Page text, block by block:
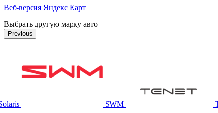
Веб-версия Яндекс Карт
Выбрать другую марку авто
Previous
SWM